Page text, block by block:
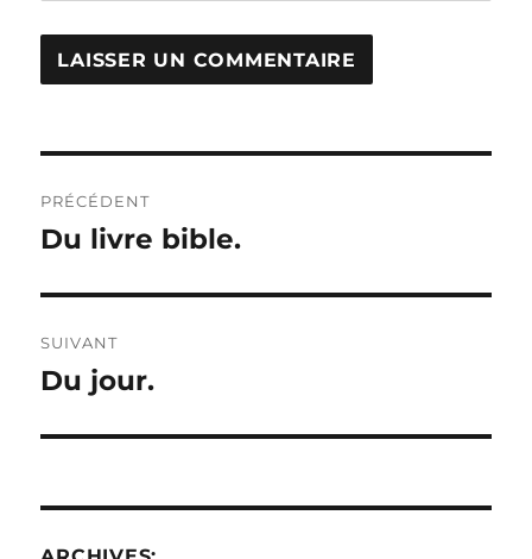
de
PRÉCÉDENT
Publication
Du livre bible.
SUIVANT
Publication
Du jour.